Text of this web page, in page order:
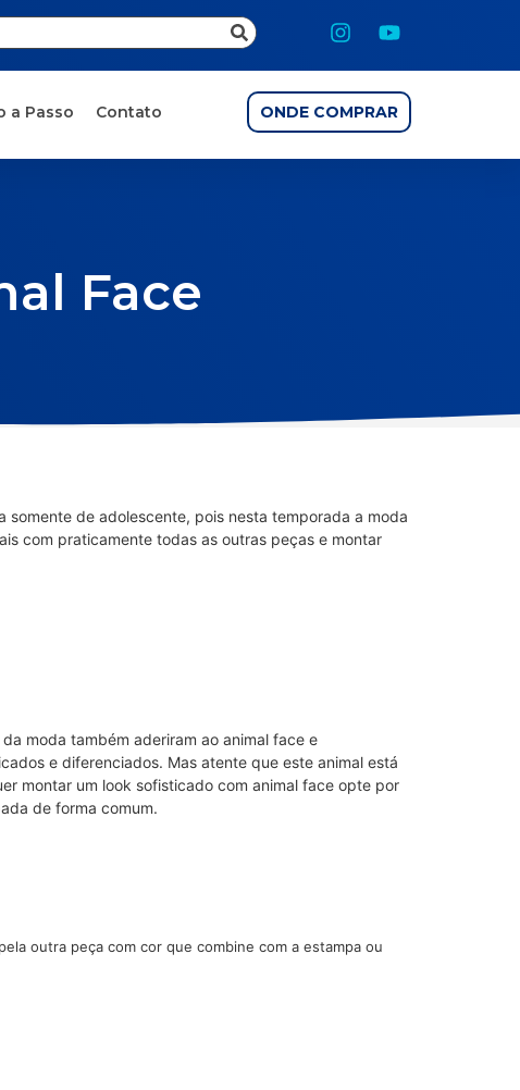
a Passo Contato ONDE COMPRAR
Face
de adolescente, pois nesta temporada a moda
com praticamente todas as outras peças e montar
moda também aderiram ao animal face e
e diferenciados. Mas atente que este animal está
montar um look sofisticado com animal face opte por
de forma comum.
outra peça com cor que combine com a estampa ou